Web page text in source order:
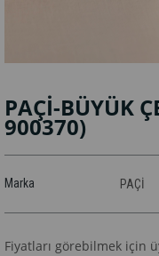
PAÇİ-BÜYÜK
900370)
Marka PAÇİ
Fiyatları görebilmek için